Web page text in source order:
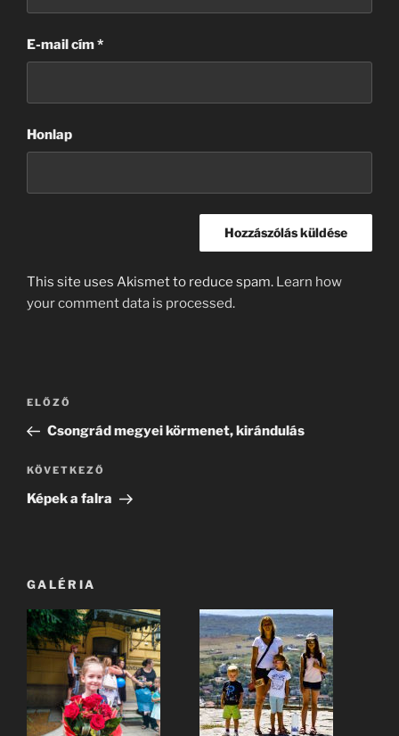
E-mail cím*
Honlap
This site uses Akismet to reduce spam. Learn how
your comment data is processed.
Bejegyzés
Korábbi
bejegyzés
ELŐZŐ
Csongrád megyei körmenet, kirándulás
Következő
bejegyzés
KÖVETKEZŐ
Képek a falra
GALÉRIA